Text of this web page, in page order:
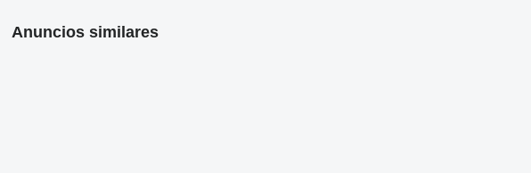
Anuncios similares